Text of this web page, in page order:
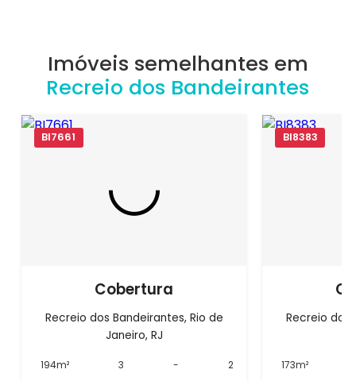
Imóveis semelhantes em
Recreio dos Bandeirantes
BI7661
Cobertura
Recreio dos Bandeirantes, Rio de
Janeiro, RJ
194m² 3 - 2
BI8383
Recreio dos
173m²